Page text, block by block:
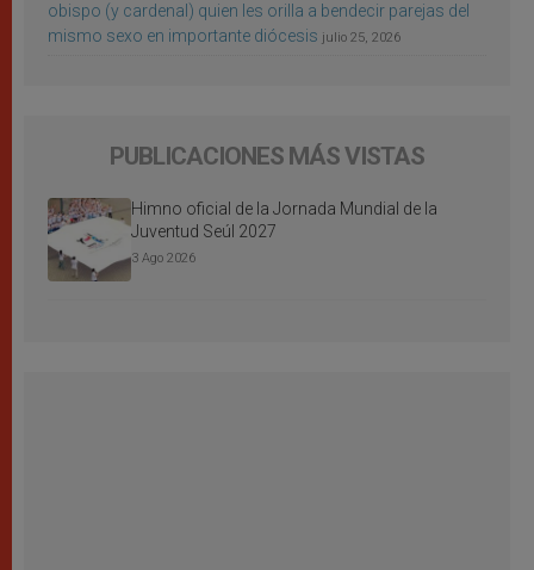
obispo (y cardenal) quien les orilla a bendecir parejas del
mismo sexo en importante diócesis julio 25, 2026
PUBLICACIONES MÁS VISTAS
Himno oficial de la Jornada Mundial de la
Juventud Seúl 2027
3 Ago 2026